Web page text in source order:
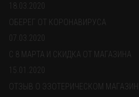
18.03.2020
ОБЕРЕГ ОТ КОРОНАВИРУСА
07.03.2020
С 8 МАРТА И СКИДКА ОТ МАГАЗИНА
ОТЗЫВ О ЭЗОТЕРИЧЕСКОМ